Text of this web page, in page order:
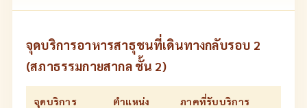
จุดบริการอาหารสาธุชนที่เดินทางกลับรอบ 2
(สภาธรรมกายสากล ชั้น 2)
จุดบริการ ตำแหน่ง ภาคที่รับบริการ